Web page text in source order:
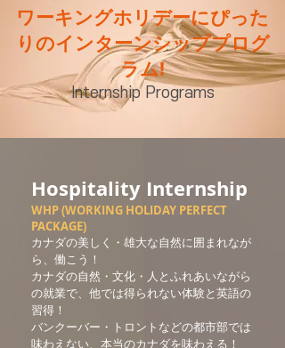
ワーキングホリデーにぴった
りのインターンシッププログ
ラム!
Internship Programs
Hospitality Internship
WHP (WORKING HOLIDAY PERFECT
PACKAGE)
カナダの美しく・雄大な自然に囲まれなが
ら、働こう！
カナダの自然・文化・人とふれあいながら
の就業で、他では得られない体験と英語の
習得！
バンクーバー・トロントなどの都市部では
味わえない、本当のカナダを味わえる！